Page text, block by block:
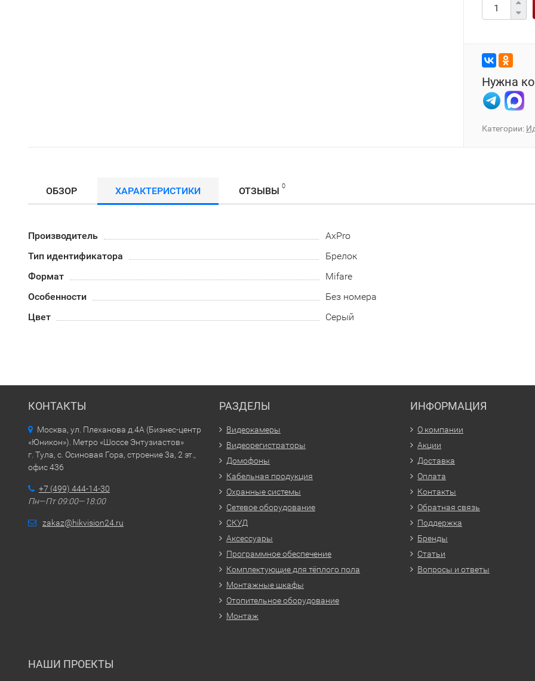
Нужна
Категории:
ОБЗОР ХАРАКТЕРИСТИКИ ОТЗЫВЫ 0
Производитель
AxPro
Тип идентификатора
Брелок
Формат
Mifare
Особенности
Без номера
Цвет
Серый
КОНТАКТЫ
Москва, ул. Плеханова д.4А (Бизнес-центр
«Юникон»). Метро «Шоссе Энтузиастов»
г. Тула, с. Осиновая Гора, строение 3а, 2 эт.,
офис 436
+7 (499) 444-14-30
Пн—Пт 09:00—18:00
zakaz@hikvision24.ru
РАЗДЕЛЫ
Видеокамеры
Видеорегистраторы
Домофоны
Кабельная продукция
Охранные системы
Сетевое оборудование
СКУД
Аксессуары
Программное обеспечение
Комплектующие для тёплого пола
Монтажные шкафы
Отопительное оборудование
Монтаж
ИНФОРМАЦИЯ
О компании
Акции
Доставка
Оплата
Контакты
Обратная связь
Поддержка
Бренды
Статьи
Вопросы и ответы
НАШИ ПРОЕКТЫ